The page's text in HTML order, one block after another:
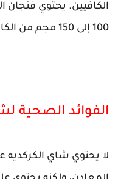
الكافيين. يحتوي فنجان
100 إلى 150 مجم من الكافيين.
الفوائد الصحية
لا يحتوي شاي الكركديه